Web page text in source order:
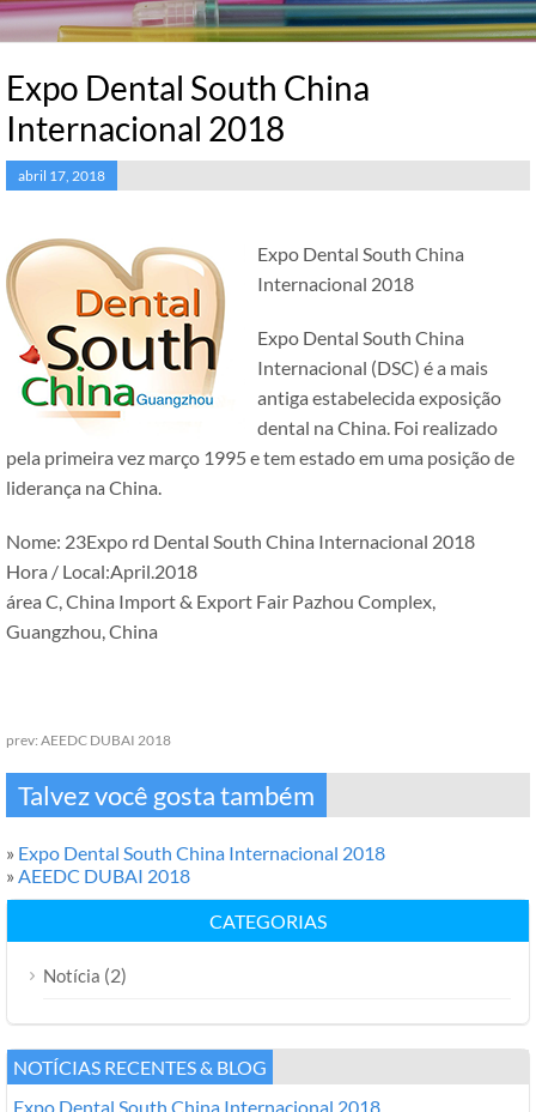
Expo Dental South China
Internacional 2018
abril 17, 2018
Expo Dental South China
Internacional 2018
Expo Dental South China
Internacional (DSC) é a mais
antiga estabelecida exposição
dental na China. Foi realizado
pela primeira vez março 1995 e tem estado em uma posição de
liderança na China.
Nome: 23Expo rd Dental South China Internacional 2018
Hora / Local:April.2018
área C, China Import & Export Fair Pazhou Complex,
Guangzhou, China
prev: AEEDC DUBAI 2018
Talvez você gosta também
» Expo Dental South China Internacional 2018
» AEEDC DUBAI 2018
CATEGORIAS
Notícia (2)
NOTÍCIAS RECENTES & BLOG
Expo Dental South China Internacional 2018